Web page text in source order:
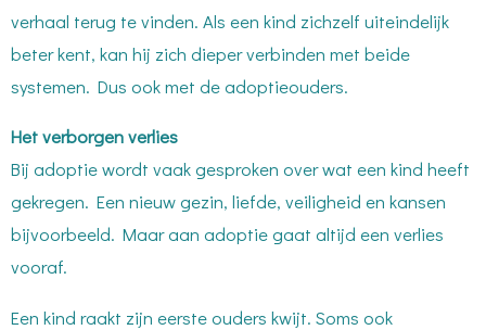
verhaal terug te vinden. Als een kind zichzelf uiteindelijk
beter kent, kan hij zich dieper verbinden met beide
systemen. Dus ook met de adoptieouders.
Het verborgen verlies
Bij adoptie wordt vaak gesproken over wat een kind heeft
gekregen. Een nieuw gezin, liefde, veiligheid en kansen
bijvoorbeeld. Maar aan adoptie gaat altijd een verlies
vooraf.
Een kind raakt zijn eerste ouders kwijt. Soms ook